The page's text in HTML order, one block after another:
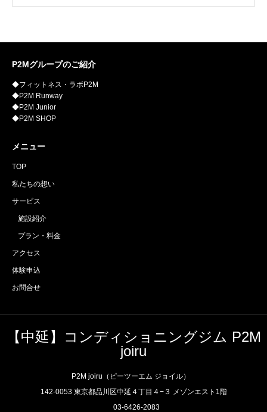
P2Mグループのご紹介
◆フィットネス・ラボP2M
◆P2M Runway
◆P2M Junior
◆P2M SHOP
メニュー
TOP
私たちの想い
サービス
施設紹介
プラン・料金
アクセス
体験申込
お問合せ
【中延】コンディショニングジム P2M
joiru
P2M joiru（ピーツーエム ジョイル）
142-0053 東京都品川区中延４丁目４−３ メゾンエスト1階
03-6426-2083